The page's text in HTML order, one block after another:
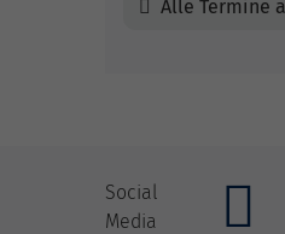
Alle Termine
Social
Media